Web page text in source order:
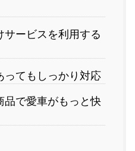
サービスを利用する
ってもしっかり対応
品で愛車がもっと快